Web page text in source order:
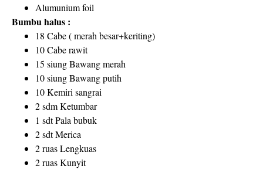
Alumunium foil
Bumbu halus :
18 Cabe ( merah besar+keriting)
10 Cabe rawit
15 siung Bawang merah
10 siung Bawang putih
10 Kemiri sangrai
2 sdm Ketumbar
1 sdt Pala bubuk
2 sdt Merica
2 ruas Lengkuas
2 ruas Kunyit